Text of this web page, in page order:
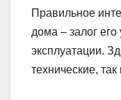
Правильное
дома – залог его
эксплуатации.
технические,